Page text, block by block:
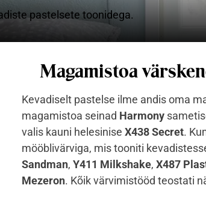
pastelsete toonidega.
Magamistoa
Kevadiselt pastelse ilme andis oma
magamistoa seinad Harmony
valis kauni helesinise X438 Secret.
mööblivärviga, mis tooniti
Sandman, Y411 Milkshake, X487
Mezeron. Kõik värvimistööd teostati